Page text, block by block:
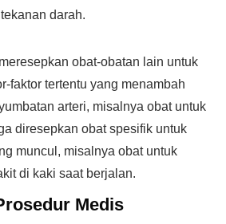
darah.
obat-obatan lain untuk
faktor tertentu yang menambah
arteri, misalnya obat untuk
diresepkan obat spesifik untuk
muncul, misalnya obat untuk
di kaki saat berjalan.
Medis